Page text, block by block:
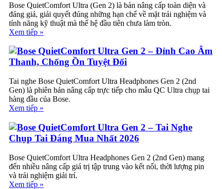
Bose QuietComfort Ultra (Gen 2) là bản nâng cấp toàn diện và
đáng giá, giải quyết đúng những hạn chế về mặt trải nghiệm và
tính năng kỹ thuật mà thế hệ đầu tiên chưa làm tròn.
Xem tiếp »
Bose QuietComfort Ultra Gen 2 – Đỉnh Cao Âm
Thanh, Chống Ồn Tuyệt Đối
Tai nghe Bose QuietComfort Ultra Headphones Gen 2 (2nd
Gen) là phiên bản nâng cấp trực tiếp cho mẫu QC Ultra chụp tai
hàng đầu của Bose.
Xem tiếp »
Bose QuietComfort Ultra Gen 2 – Tai Nghe
Chụp Tai Đáng Mua Nhất 2026
Bose QuietComfort Ultra Headphones Gen 2 (2nd Gen) mang
đến nhiều nâng cấp giá trị tập trung vào kết nối, thời lượng pin
và trải nghiệm giải trí.
Xem tiếp »